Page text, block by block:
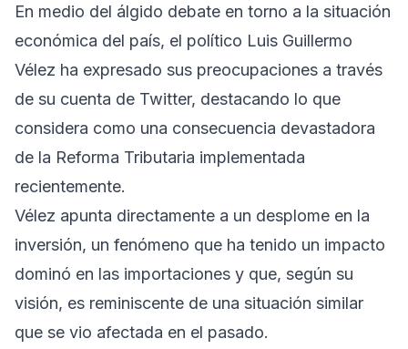
En medio del álgido debate en torno a la situación
económica del país, el político Luis Guillermo
Vélez ha expresado sus preocupaciones a través
de su cuenta de Twitter, destacando lo que
considera como una consecuencia devastadora
de la Reforma Tributaria implementada
recientemente.
Vélez apunta directamente a un desplome en la
inversión, un fenómeno que ha tenido un impacto
dominó en las importaciones y que, según su
visión, es reminiscente de una situación similar
que se vio afectada en el pasado.